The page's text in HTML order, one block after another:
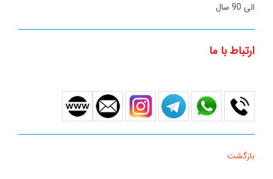
الی 90 سال
ارتباط با ما
بازگشت